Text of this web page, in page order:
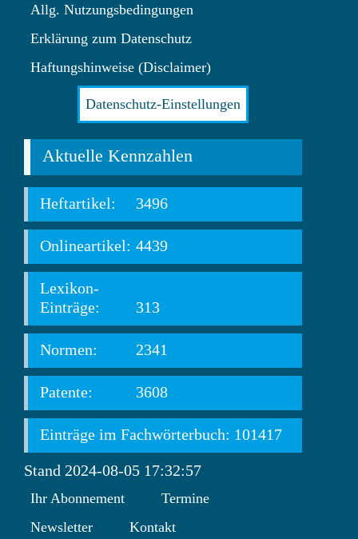
Allg. Nutzungsbedingungen
Erklärung zum Datenschutz
Haftungshinweise (Disclaimer)
Datenschutz-Einstellungen
Aktuelle Kennzahlen
Heftartikel: 3496
Onlineartikel: 4439
Lexikon-
Einträge:
313
Normen: 2341
Patente: 3608
Einträge im Fachwörterbuch: 101417
Stand 2024-08-05 17:32:57
Ihr Abonnement
Termine
Newsletter
Kontakt